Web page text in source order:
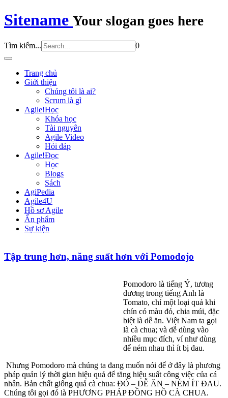
Sitename Your slogan goes here
Tìm kiếm... 0
Trang chủ
Giới thiệu
Chúng tôi là ai?
Scrum là gì
Agile!Học
Khóa học
Tài nguyên
Agile Video
Hỏi đáp
Agile!Đọc
Học
Blogs
Sách
AgiPedia
Agile4U
Hồ sơ Agile
Ấn phẩm
Sự kiện
Tập trung hơn, năng suất hơn với Pomodojo
Pomodoro là tiếng Ý, tương
đương trong tiếng Anh là
Tomato, chỉ một loại quả khi
chín có màu đỏ, chia múi, đặc
biệt là dễ ăn. Việt Nam ta gọi
là cà chua; và dễ dùng vào
nhiều mục đích, ví như dùng
để ném nhau thì ít bị đau.
Nhưng Pomodoro mà chúng ta đang muốn nói để ở đây là phương
pháp quản lý thời gian hiệu quả để tăng hiệu suất công việc của cá
nhân. Bản chất giống quả cà chua: ĐỎ – DỄ ĂN – NÉM ÍT ĐAU.
Chúng tôi gọi đó là PHƯƠNG PHÁP ĐỒNG HỒ CÀ CHUA.